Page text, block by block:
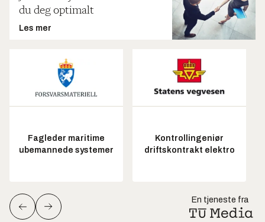
du deg optimalt
Les mer
Fagleder maritime
ubemannede systemer
Kontrollingeniør
driftskontrakt elektro
En tjeneste fra